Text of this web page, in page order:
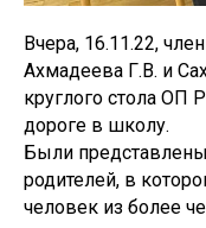
Вчера, 16.11.22,
Ахмадеева Г.В. и
круглого стола ОП
дороге в школу.
Были
родителей, в
человек из более